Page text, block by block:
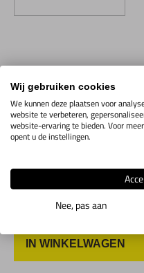
4M20.3.50
Waterpas
met
magneet
IN WINKELWAGEN
Wij gebruiken cookies
We kunnen deze plaatsen voor
website te verbeteren,
website-ervaring te bieden. Voor
opent u de instellingen.
Nee, pas aan